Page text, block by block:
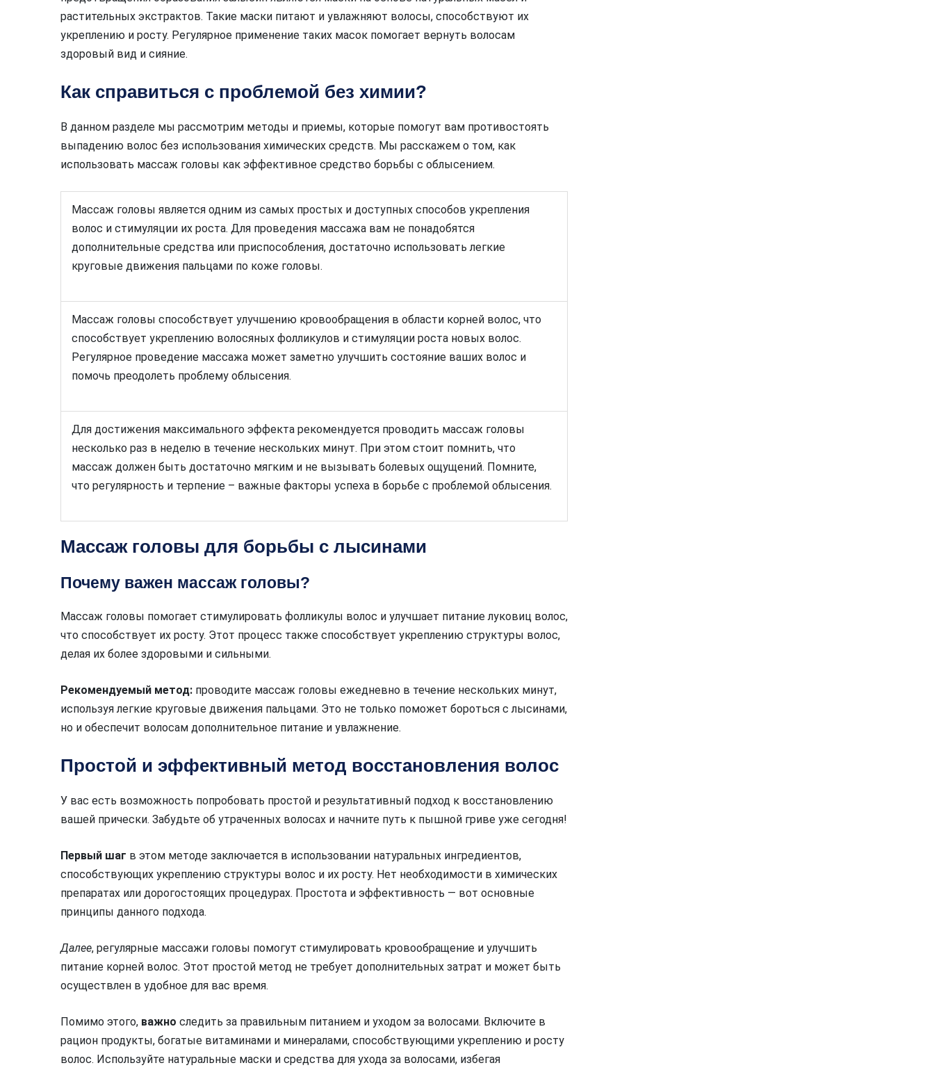
растительных экстрактов. Такие маски питают и увлажняют волосы, способствуют их
укреплению и росту. Регулярное применение таких масок помогает вернуть волосам
здоровый вид и сияние.
Как справиться с проблемой без химии?
В данном разделе мы рассмотрим методы и приемы, которые помогут вам противостоять
выпадению волос без использования химических средств. Мы расскажем о том, как
использовать массаж головы как эффективное средство борьбы с облысением.
Массаж головы является одним из самых простых и доступных способов укрепления
волос и стимуляции их роста. Для проведения массажа вам не понадобятся
дополнительные средства или приспособления, достаточно использовать легкие
круговые движения пальцами по коже головы.
Массаж головы способствует улучшению кровообращения в области корней волос, что
способствует укреплению волосяных фолликулов и стимуляции роста новых волос.
Регулярное проведение массажа может заметно улучшить состояние ваших волос и
помочь преодолеть проблему облысения.
Для достижения максимального эффекта рекомендуется проводить массаж головы
несколько раз в неделю в течение нескольких минут. При этом стоит помнить, что
массаж должен быть достаточно мягким и не вызывать болевых ощущений. Помните,
что регулярность и терпение – важные факторы успеха в борьбе с проблемой облысения.
Массаж головы для борьбы с лысинами
Почему важен массаж головы?
Массаж головы помогает стимулировать фолликулы волос и улучшает питание луковиц волос,
что способствует их росту. Этот процесс также способствует укреплению структуры волос,
делая их более здоровыми и сильными.
Рекомендуемый метод: проводите массаж головы ежедневно в течение нескольких минут,
используя легкие круговые движения пальцами. Это не только поможет бороться с лысинами,
но и обеспечит волосам дополнительное питание и увлажнение.
Простой и эффективный метод восстановления волос
У вас есть возможность попробовать простой и результативный подход к восстановлению
вашей прически. Забудьте об утраченных волосах и начните путь к пышной гриве уже сегодня!
Первый шаг в этом методе заключается в использовании натуральных ингредиентов,
способствующих укреплению структуры волос и их росту. Нет необходимости в химических
препаратах или дорогостоящих процедурах. Простота и эффективность — вот основные
принципы данного подхода.
Далее, регулярные массажи головы помогут стимулировать кровообращение и улучшить
питание корней волос. Этот простой метод не требует дополнительных затрат и может быть
осуществлен в удобное для вас время.
Помимо этого, важно следить за правильным питанием и уходом за волосами. Включите в
рацион продукты, богатые витаминами и минералами, способствующими укреплению и росту
волос. Используйте натуральные маски и средства для ухода за волосами, избегая